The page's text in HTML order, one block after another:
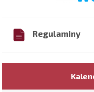
Regulaminy